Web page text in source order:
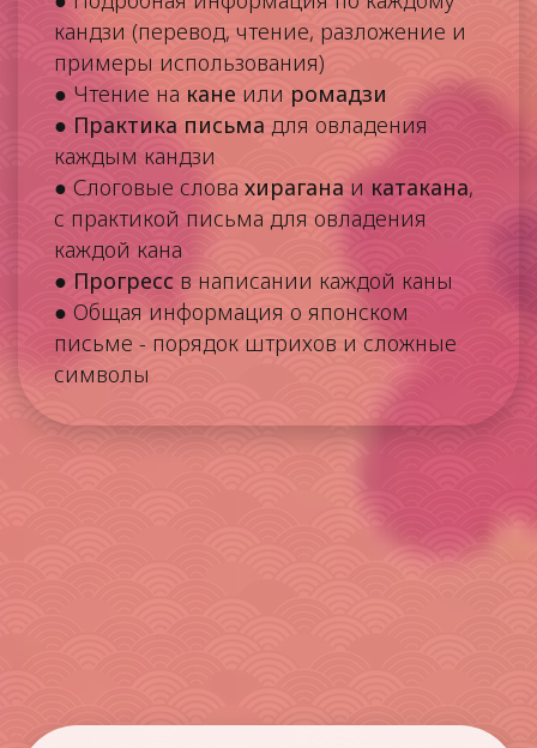
кандзи (перевод, чтение, разложение и
примеры использования)
● Чтение на кане или ромадзи
● Практика письма для овладения
каждым кандзи
● Слоговые слова хирагана и катакана,
с практикой письма для овладения
каждой кана
● Прогресс в написании каждой каны
● Общая информация о японском
письме - порядок штрихов и сложные
символы